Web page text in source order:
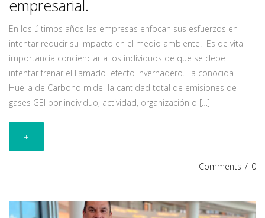
empresarial.
En los últimos años las empresas enfocan sus esfuerzos en
intentar reducir su impacto en el medio ambiente. Es de vital
importancia concienciar a los individuos de que se debe
intentar frenar el llamado efecto invernadero. La conocida
Huella de Carbono mide la cantidad total de emisiones de
gases GEI por individuo, actividad, organización o […]
+
Comments / 0